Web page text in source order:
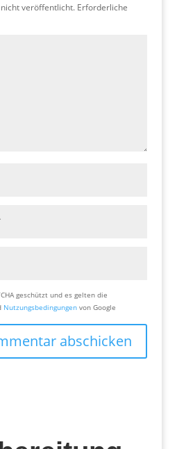
veröffentlicht. Erforderliche
geschützt und es gelten die
Nutzungsbedingungenvon Google
abschicken